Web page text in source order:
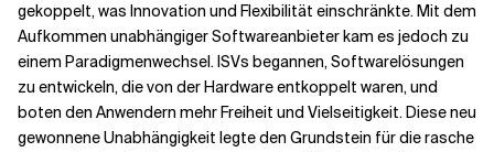
gekoppelt, was Innovation und Flexibilität einschränkte. Mit dem
Aufkommen unabhängiger Softwareanbieter kam es jedoch zu
einem Paradigmenwechsel. ISVs begannen, Softwarelösungen
zu entwickeln, die von der Hardware entkoppelt waren, und
boten den Anwendern mehr Freiheit und Vielseitigkeit. Diese neu
gewonnene Unabhängigkeit legte den Grundstein für die rasche